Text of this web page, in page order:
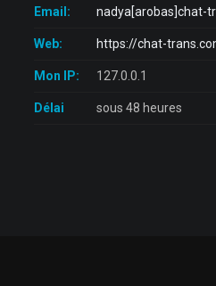
Email: nadya[arobas]chat-
Web: https://chat-
Mon IP: 127.0.0.1
Délai sous 48 heures